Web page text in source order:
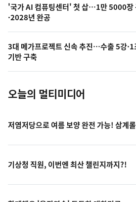
오
늘
의
사
진
'국가 AI 컴퓨팅센터' 첫 삽…1만 5000장
·2028년 완공
3대 메가프로젝트 신속 추진…수출 5강·1
기반 구축
오늘의 멀티미디어
저염저당으로 여름 보양 완전 가능! 삼계
기상청 직원, 이번엔 최산 챌린지까지?!